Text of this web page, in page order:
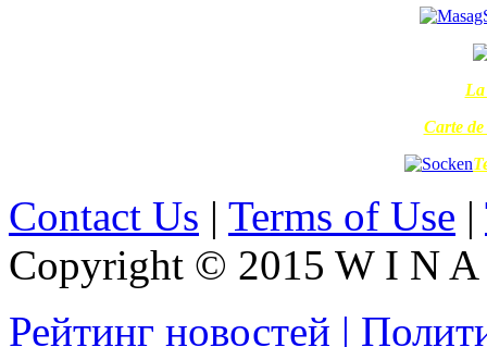
La
Carte
Contact Us | Terms of Use |
Copyright © 2015 W I N
Рейтинг новостей |